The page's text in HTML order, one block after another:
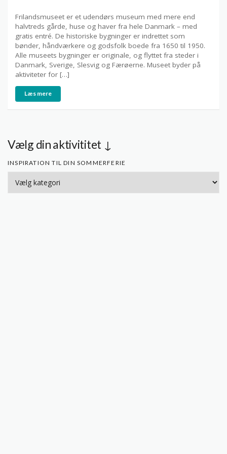
Frilandsmuseet er et udendørs museum med mere end
halvtreds gårde, huse og haver fra hele Danmark – med
gratis entré. De historiske bygninger er indrettet som
bønder, håndværkere og godsfolk boede fra 1650 til 1950.
Alle museets bygninger er originale, og flyttet fra steder i
Danmark, Sverige, Slesvig og Færøerne. Museet byder på
aktiviteter for […]
Læs mere
Vælg din aktivititet ↓
INSPIRATION TIL DIN SOMMERFERIE
din